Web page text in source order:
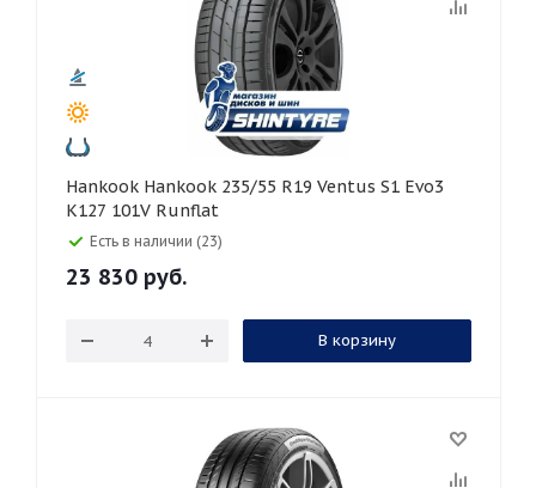
Hankook Hankook 235/55 R19 Ventus S1 Evo3
K127 101V Runflat
Есть в наличии (23)
23 830 руб.
В корзину